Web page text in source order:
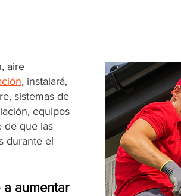
aire
, instalará,
sistemas de
equipos
de que las
durante el
a aumentar